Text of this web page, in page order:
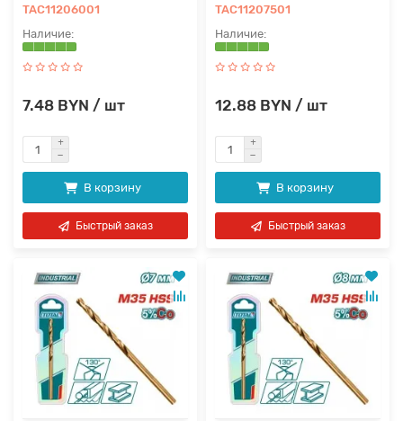
TAC11206001
7.48 BYN / шт
В корзину
Быстрый заказ
TAC11207501
12.88 BYN / шт
В корзину
Быстрый заказ